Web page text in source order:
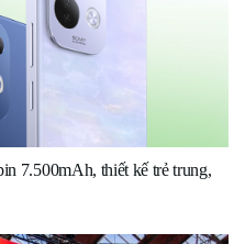
7.500mAh, thiết kế trẻ trung,